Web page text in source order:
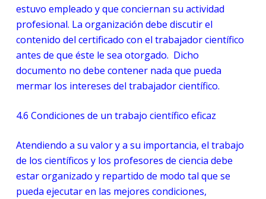
estuvo empleado y que conciernan su actividad
profesional. La organización debe discutir el
contenido del certificado con el trabajador científico
antes de que éste le sea otorgado. Dicho
documento no debe contener nada que pueda
mermar los intereses del trabajador científico.
4.6 Condiciones de un trabajo científico eficaz
Atendiendo a su valor y a su importancia, el trabajo
de los científicos y los profesores de ciencia debe
estar organizado y repartido de modo tal que se
pueda ejecutar en las mejores condiciones,